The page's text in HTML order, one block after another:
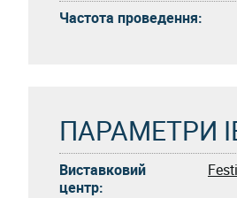
Частота проведення:
ПАРАМЕТРИ
Виставковий
центр: